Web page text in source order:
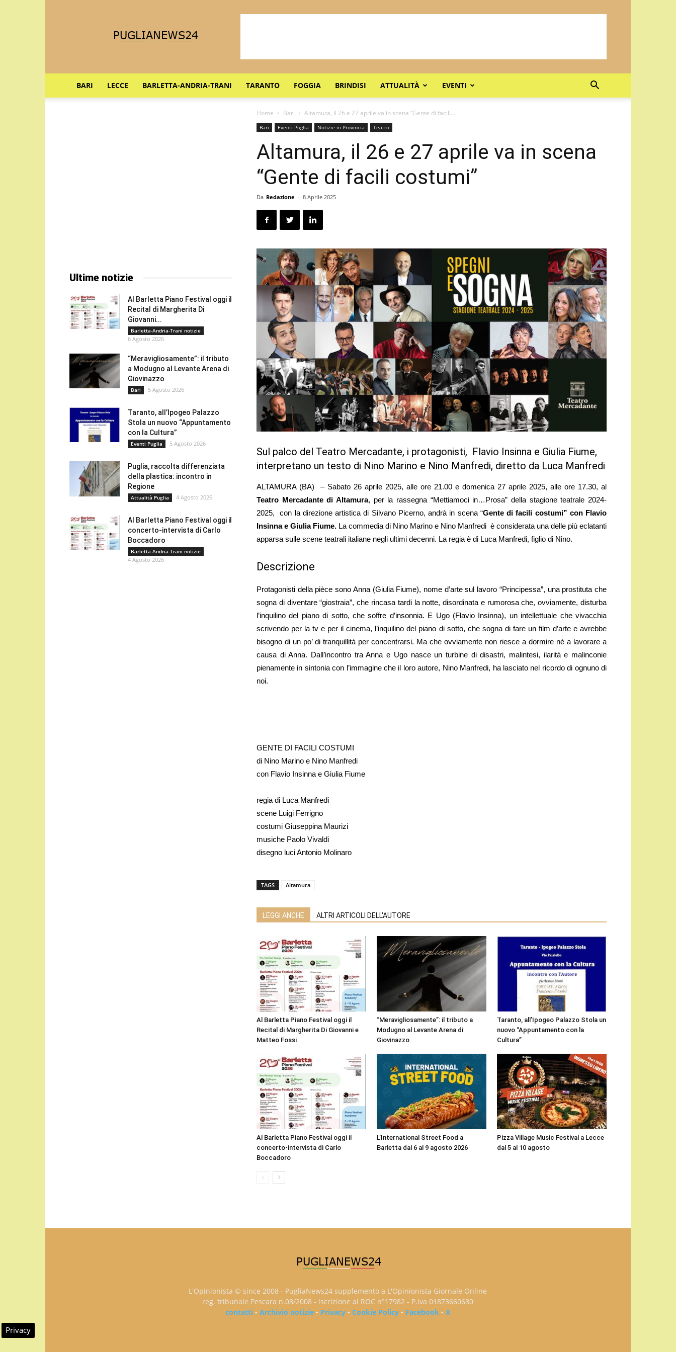
BARI LECCE BARLETTA-ANDRIA-TRANI TARANTO FOGGIA BRINDISI ATTUALITÀ EVENTI
Home Bari Altamura, il 26 e 27 aprile va in scena “Gente di facili...
Bari Eventi Puglia Notizie in Provincia Teatro
Altamura, il 26 e 27 aprile va in scena
“Gente di facili costumi”
Da Redazione - 8 Aprile 2025
Sul palco del Teatro Mercadante, i protagonisti, Flavio Insinna e Giulia Fiume,
interpretano un testo di Nino Marino e Nino Manfredi, diretto da Luca Manfredi
ALTAMURA (BA) – Sabato 26 aprile 2025, alle ore 21.00 e domenica 27 aprile 2025, alle ore 17.30, al
Teatro Mercadante di Altamura, per la rassegna “Mettiamoci in…Prosa” della stagione teatrale 2024-
2025, con la direzione artistica di Silvano Picerno, andrà in scena “Gente di facili costumi” con Flavio
Insinna e Giulia Fiume. La commedia di Nino Marino e Nino Manfredi è considerata una delle più eclatanti
apparsa sulle scene teatrali italiane negli ultimi decenni. La regia è di Luca Manfredi, figlio di Nino.
Descrizione
Protagonisti della pièce sono Anna (Giulia Fiume), nome d’arte sul lavoro “Principessa”, una prostituta che
sogna di diventare “giostraia”, che rincasa tardi la notte, disordinata e rumorosa che, ovviamente, disturba
l’inquilino del piano di sotto, che soffre d’insonnia. E Ugo (Flavio Insinna), un intellettuale che vivacchia
scrivendo per la tv e per il cinema, l’inquilino del piano di sotto, che sogna di fare un film d’arte e avrebbe
bisogno di un po’ di tranquillità per concentrarsi. Ma che ovviamente non riesce a dormire né a lavorare a
causa di Anna. Dall’incontro tra Anna e Ugo nasce un turbine di disastri, malintesi, ilarità e malinconie
pienamente in sintonia con l’immagine che il loro autore, Nino Manfredi, ha lasciato nel ricordo di ognuno di
noi.
GENTE DI FACILI COSTUMI
di Nino Marino e Nino Manfredi
con Flavio Insinna e Giulia Fiume
regia di Luca Manfredi
scene Luigi Ferrigno
costumi Giuseppina Maurizi
musiche Paolo Vivaldi
disegno luci Antonio Molinaro
TAGS Altamura
LEGGI ANCHE ALTRI ARTICOLI DELL'AUTORE
Al Barletta Piano Festival oggi il
Recital di Margherita Di Giovanni e
Matteo Fossi
“Meravigliosamente”: il tributo a
Modugno al Levante Arena di
Giovinazzo
Taranto, all’Ipogeo Palazzo Stola un
nuovo “Appuntamento con la
Cultura”
Al Barletta Piano Festival oggi il
concerto-intervista di Carlo
Boccadoro
L’International Street Food a
Barletta dal 6 al 9 agosto 2026
Pizza Village Music Festival a Lecce
dal 5 al 10 agosto
Ultime notizie
Al Barletta Piano Festival oggi il
Recital di Margherita Di
Giovanni...
Barletta-Andria-Trani notizie
6 Agosto 2026
“Meravigliosamente”: il tributo
a Modugno al Levante Arena di
Giovinazzo
Bari 5 Agosto 2026
Taranto, all’Ipogeo Palazzo
Stola un nuovo “Appuntamento
con la Cultura”
Eventi Puglia 5 Agosto 2026
Puglia, raccolta differenziata
della plastica: incontro in
Regione
Attualità Puglia 4 Agosto 2026
Al Barletta Piano Festival oggi il
concerto-intervista di Carlo
Boccadoro
Barletta-Andria-Trani notizie
4 Agosto 2026
L'Opinionista © since 2008 - PugliaNews24 supplemento a L'Opinionista Giornale Online
reg. tribunale Pescara n.08/2008 - iscrizione al ROC n°17982 - P.iva 01873660680
contatti -Archivio notizie - Privacy - Cookie Policy - Facebook -X
Privacy